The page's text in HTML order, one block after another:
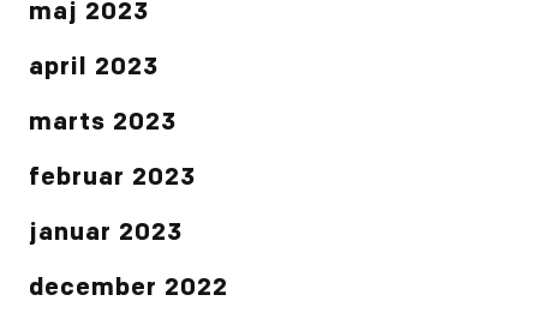
maj 2023
april 2023
marts 2023
februar 2023
januar 2023
december 2022